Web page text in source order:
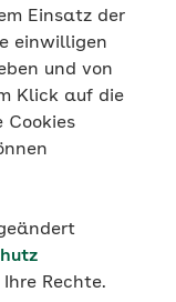
Einsatz der
einwilligen
und von
Klick auf die
Cookies
Rechte.
Sind diese
eine familiäre